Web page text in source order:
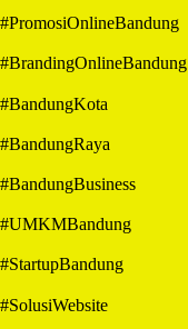
#PromosiOnlineBandung
#BrandingOnlineBandung
#BandungKota
#BandungRaya
#BandungBusiness
#UMKMBandung
#StartupBandung
#SolusiWebsite